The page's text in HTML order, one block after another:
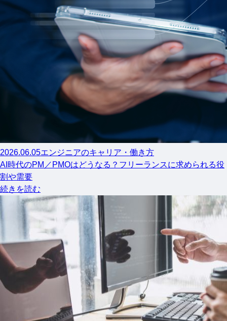
2026.06.05エンジニアのキャリア・働き方
AI時代のPM／PMOはどうなる？フリーランスに求められる役
割や需要
続きを読む